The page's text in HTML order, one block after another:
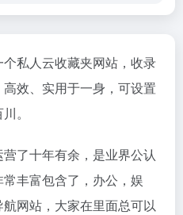
私人云收藏夹网站，收录
效、实用于一身，可设置
。
了十年有余，是业界公认
丰富包含了，办公，娱
网站，大家在里面总可以